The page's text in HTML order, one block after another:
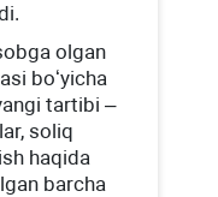
olgan
boʻyicha
tartibi –
soliq
haqida
barcha